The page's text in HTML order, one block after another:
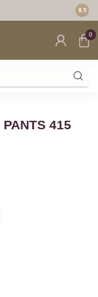
Voor
8.5
0
415